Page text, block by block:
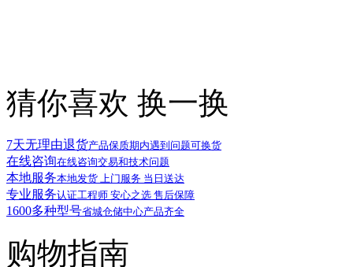
猜你喜欢 换一换
7天无理由退货产品保质期内遇到问题可换货
在线咨询在线咨询交易和技术问题
本地服务本地发货 上门服务 当日送达
专业服务认证工程师 安心之选 售后保障
1600多种型号省城仓储中心产品齐全
购物指南